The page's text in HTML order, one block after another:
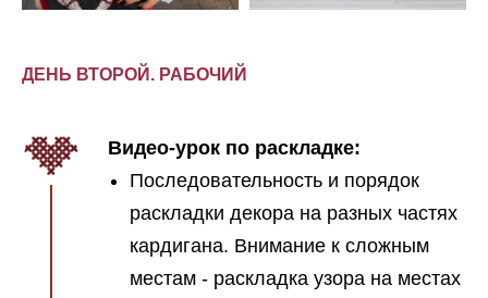
ДЕНЬ ВТОРОЙ. РАБОЧИЙ
Видео-урок по раскладке:
Последовательность и порядок
раскладки декора на разных частях
кардигана. Внимание к сложным
местам - раскладка узора на местах